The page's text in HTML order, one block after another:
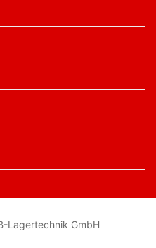
Lagertechnik GmbH